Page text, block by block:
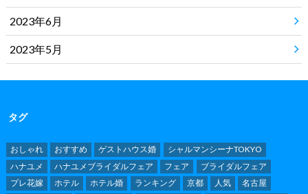
2023年6月
2023年5月
タグ
おしゃれ おすすめ ゲストハウス婚
シャルマンシーナTOKYO
ハナユメ
ハナユメブライダルフェア フェア
ブライダルフェア
プレ花嫁
ホテル ホテル婚 ランキング 京都 人気
名古屋